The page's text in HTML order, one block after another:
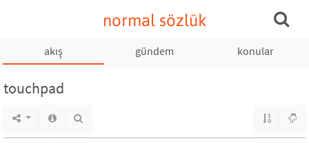
normal sözlük
akış gündem konular
touchpad